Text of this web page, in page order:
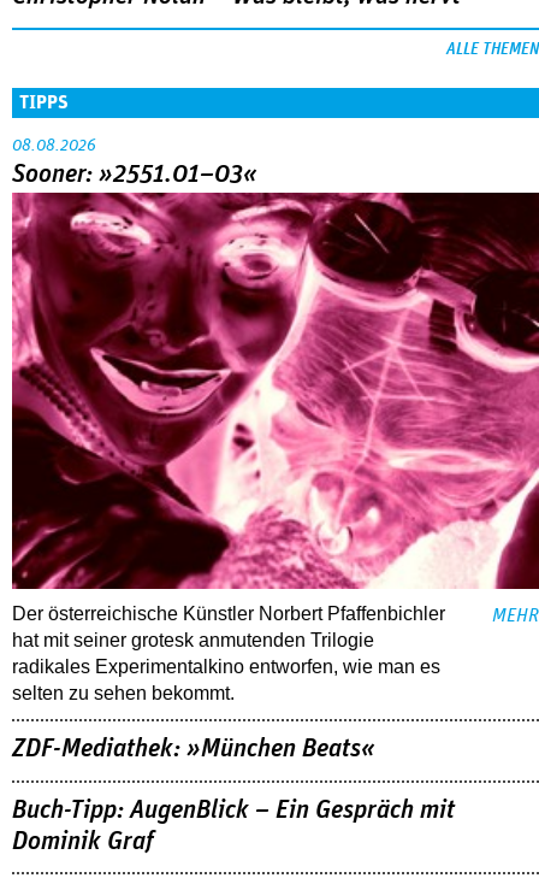
ALLE THEMEN
TIPPS
08.08.2026
Sooner: »2551.01–03«
Der österreichische Künstler Norbert Pfaffenbichler
hat mit seiner grotesk anmutenden Trilogie
radikales Experimentalkino entworfen, wie man es
selten zu sehen bekommt.
MEHR
ZDF-Mediathek: »München Beats«
Buch-Tipp: AugenBlick – Ein Gespräch mit
Dominik Graf